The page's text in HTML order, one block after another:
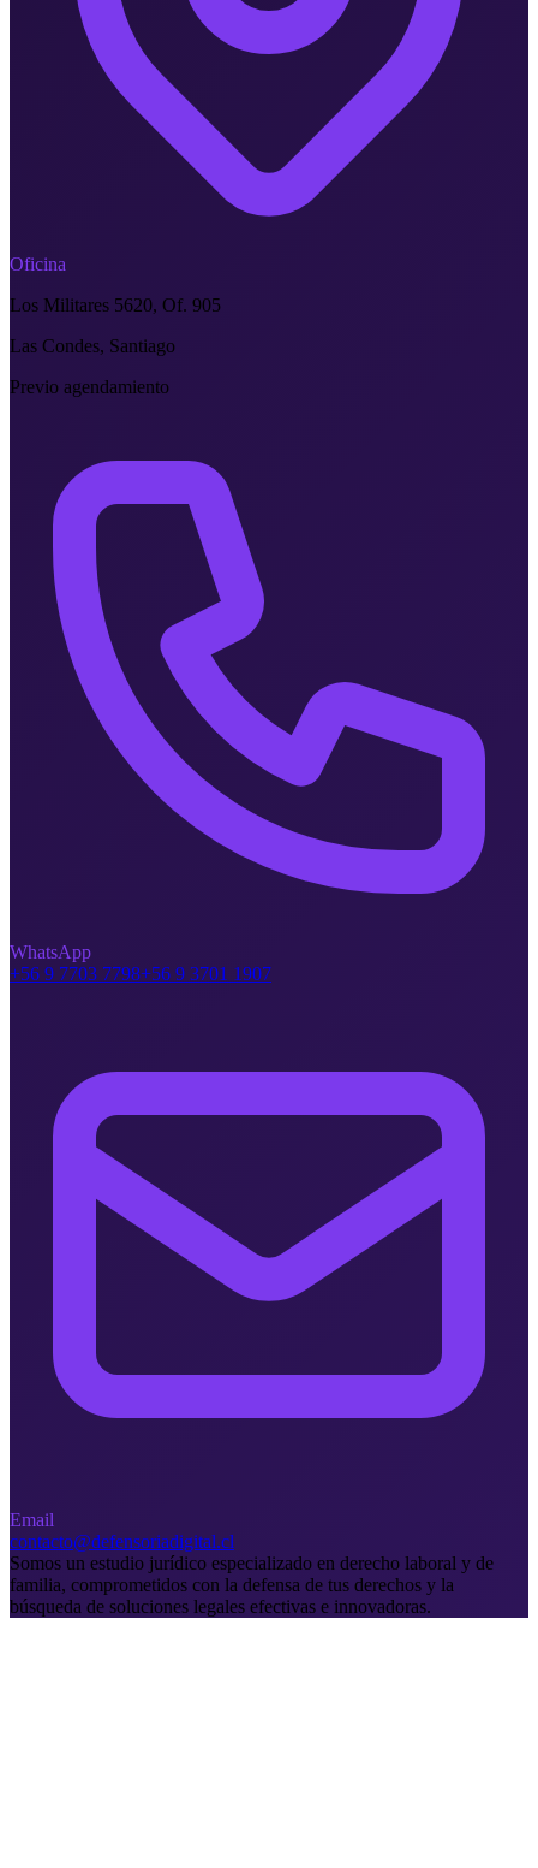
Oficina
Los Militares 5620, Of. 905
Las Condes, Santiago
Previo agendamiento
WhatsApp
+56 9 7703 7798+56 9 3701 1907
Email
contacto@defensoriadigital.cl
Somos un estudio jurídico especializado en derecho laboral y de
familia, comprometidos con la defensa de tus derechos y la
búsqueda de soluciones legales efectivas e innovadoras.